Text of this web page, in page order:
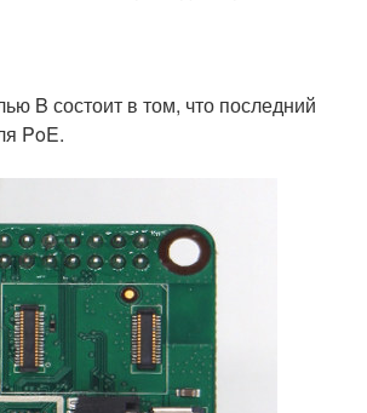
B состоит в том, что последний
PoE.